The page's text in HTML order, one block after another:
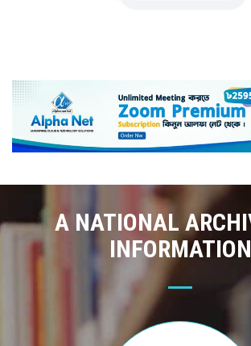
A NATIONAL
INFORMATION